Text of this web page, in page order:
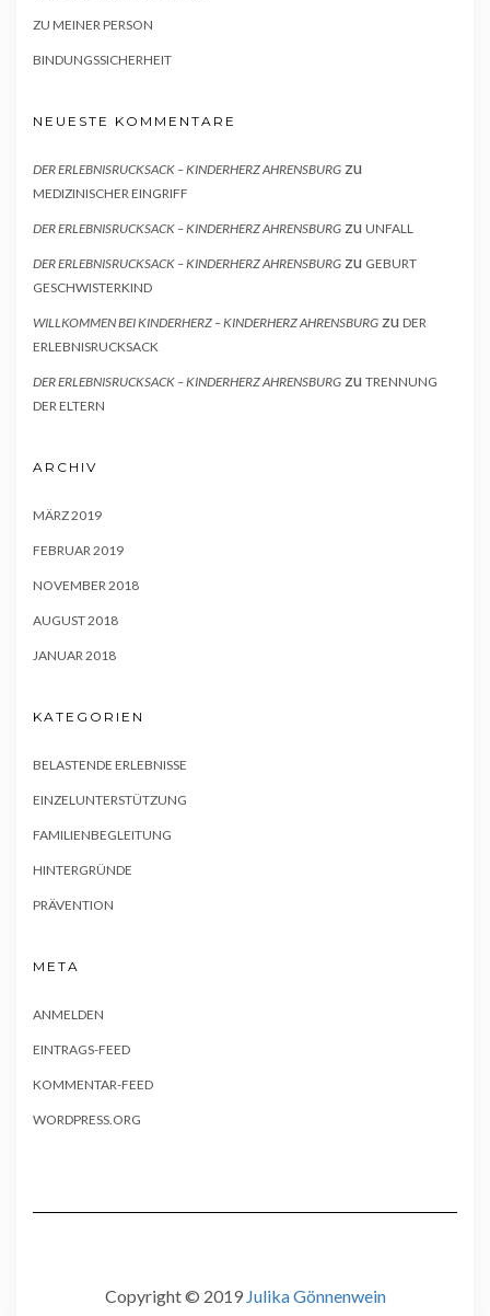
ZU MEINER PERSON
BINDUNGSSICHERHEIT
NEUESTE KOMMENTARE
DER ERLEBNISRUCKSACK – KINDERHERZ AHRENSBURG zu
MEDIZINISCHER EINGRIFF
DER ERLEBNISRUCKSACK – KINDERHERZ AHRENSBURG zu UNFALL
DER ERLEBNISRUCKSACK – KINDERHERZ AHRENSBURG zu GEBURT
GESCHWISTERKIND
WILLKOMMEN BEI KINDERHERZ – KINDERHERZ AHRENSBURG zu DER
ERLEBNISRUCKSACK
DER ERLEBNISRUCKSACK – KINDERHERZ AHRENSBURG zu TRENNUNG
DER ELTERN
ARCHIV
MÄRZ 2019
FEBRUAR 2019
NOVEMBER 2018
AUGUST 2018
JANUAR 2018
KATEGORIEN
BELASTENDE ERLEBNISSE
EINZELUNTERSTÜTZUNG
FAMILIENBEGLEITUNG
HINTERGRÜNDE
PRÄVENTION
META
ANMELDEN
EINTRAGS-FEED
KOMMENTAR-FEED
WORDPRESS.ORG
Copyright © 2019 Julika Gönnenwein